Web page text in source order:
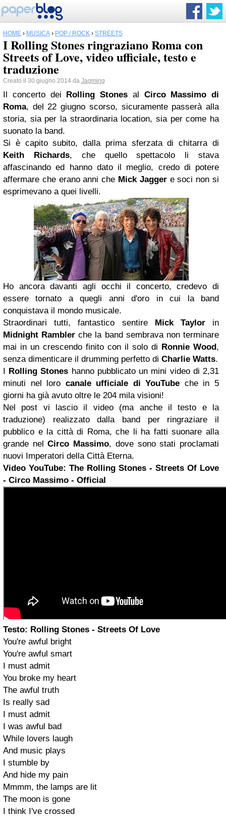
HOME › MUSICA › POP / ROCK › STREETS
I Rolling Stones ringraziano Roma con
Streets of Love, video ufficiale, testo e
traduzione
Creato il 30 giugno 2014 da Jagming
Il concerto dei Rolling Stones al Circo Massimo di
Roma, del 22 giugno scorso, sicuramente passerà alla
storia, sia per la straordinaria location, sia per come ha
suonato la band.
Si è capito subito, dalla prima sferzata di chitarra di
Keith Richards, che quello spettacolo li stava
affascinando ed hanno dato il meglio, credo di potere
affermare che erano anni che Mick Jaggere soci non si
esprimevano a quei livelli.
Ho ancora davanti agli occhi il concerto, credevo di
essere tornato a quegli anni d'oro in cui la band
conquistava il mondo musicale.
Straordinari tutti, fantastico sentire Mick Taylorin
Midnight Rambler che la band sembrava non terminare
mai in un crescendo finito con il solo di Ronnie Wood,
senza dimenticare il drumming perfetto di Charlie Watts.
I Rolling Stones hanno pubblicato un mini video di 2,31
minuti nel loro canale ufficiale di YouTube che in 5
giorni ha già avuto oltre le 204 mila visioni!
Nel post vi lascio il video (ma anche il testo e la
traduzione) realizzato dalla band per ringraziare il
pubblico e la città di Roma, che li ha fatti suonare alla
grande nelCirco Massimo, dove sono stati proclamati
nuovi Imperatori della Città Eterna.
Video YouTube: The Rolling Stones - Streets Of Love
- Circo Massimo - Official
Testo: Rolling Stones - Streets Of Love
You're awful bright
You're awful smart
I must admit
You broke my heart
The awful truth
Is really sad
I must admit
I was awful bad
While lovers laugh
And music plays
I stumble by
And hide my pain
Mmmm, the lamps are lit
The moon is gone
I think I've crossed